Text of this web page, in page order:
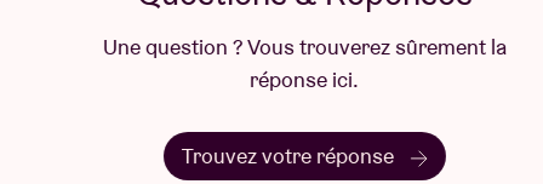
One Eye. En 2022, il a signéAnd Take the Black
, un premier opus fracassant, gratifié
de cinq étoiles parThe Guardian.CTMy entend tout
“le poids de l’histoire et des mythes irlandais,
Une question ? Vous trouverez sûrement la
réponse ici.
Trouvez votre réponse